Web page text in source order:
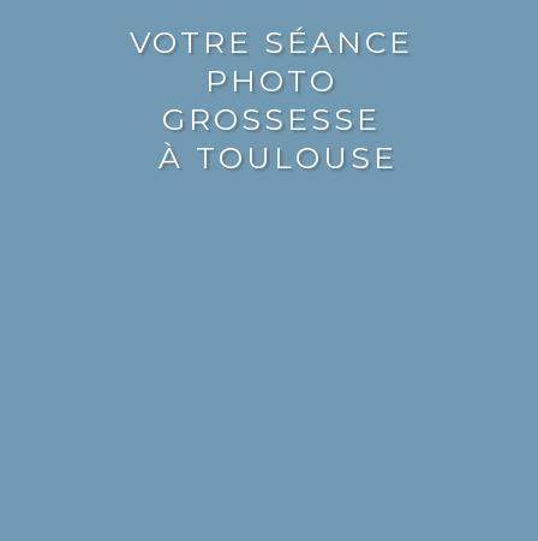
VOTRE SÉANCE
PHOTO
GROSSESSE
À TOULOUSE